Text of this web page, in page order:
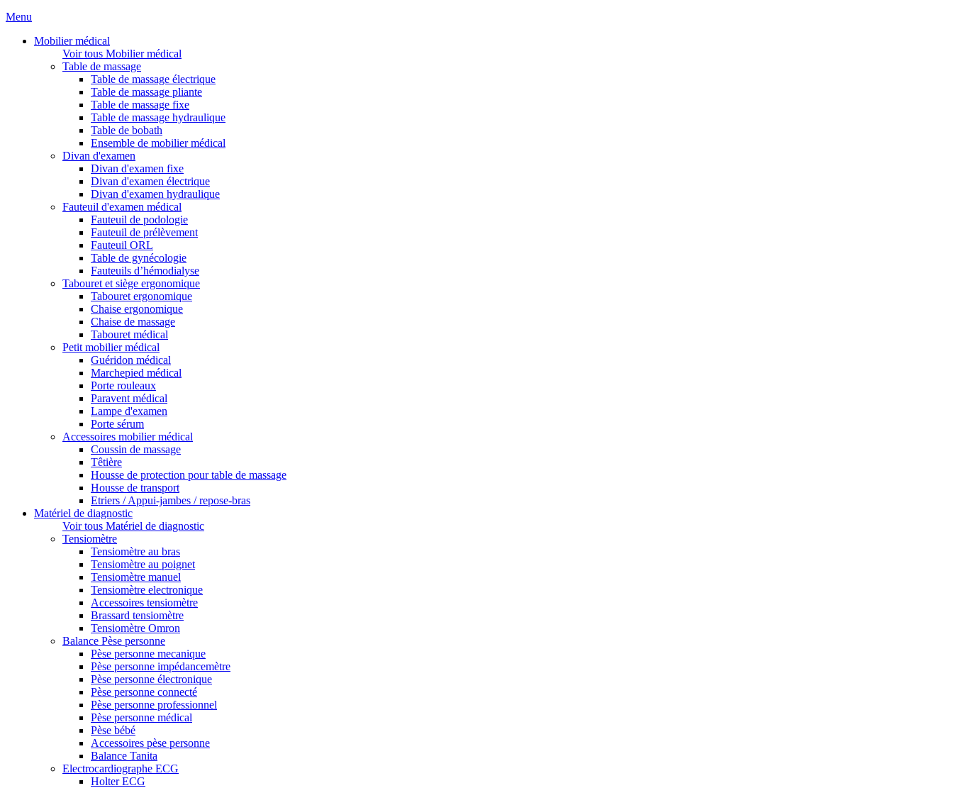
Menu
Mobilier médical
Voir tous Mobilier médical
Table de massage
Table de massage électrique
Table de massage pliante
Table de massage fixe
Table de massage hydraulique
Table de bobath
Ensemble de mobilier médical
Divan d'examen
Divan d'examen fixe
Divan d'examen électrique
Divan d'examen hydraulique
Fauteuil d'examen médical
Fauteuil de podologie
Fauteuil de prélèvement
Fauteuil ORL
Table de gynécologie
Fauteuils d’hémodialyse
Tabouret et siège ergonomique
Tabouret ergonomique
Chaise ergonomique
Chaise de massage
Tabouret médical
Petit mobilier médical
Guéridon médical
Marchepied médical
Porte rouleaux
Paravent médical
Lampe d'examen
Porte sérum
Accessoires mobilier médical
Coussin de massage
Têtière
Housse de protection pour table de massage
Housse de transport
Etriers / Appui-jambes / repose-bras
Matériel de diagnostic
Voir tous Matériel de diagnostic
Tensiomètre
Tensiomètre au bras
Tensiomètre au poignet
Tensiomètre manuel
Tensiomètre electronique
Accessoires tensiomètre
Brassard tensiomètre
Tensiomètre Omron
Balance Pèse personne
Pèse personne mecanique
Pèse personne impédancemètre
Pèse personne électronique
Pèse personne connecté
Pèse personne professionnel
Pèse personne médical
Pèse bébé
Accessoires pèse personne
Balance Tanita
Electrocardiographe ECG
Holter ECG